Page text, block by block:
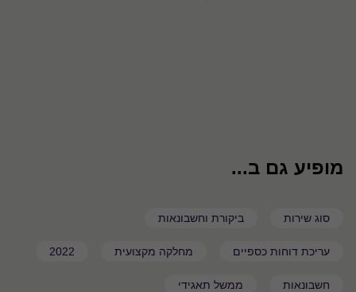
מופיע גם ב...
סוג שירות ביקורת וחשבונאות
עריכת דוחות כספיים מחלקה מקצועית 2022
חשבונאות ממשל תאגידי